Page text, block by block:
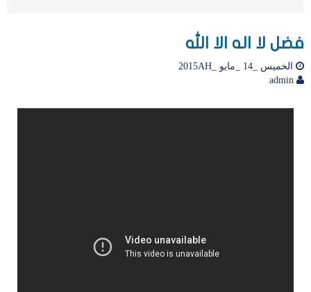
فضل لا اله الا الله
الخميس _14 _مايو _2015AH